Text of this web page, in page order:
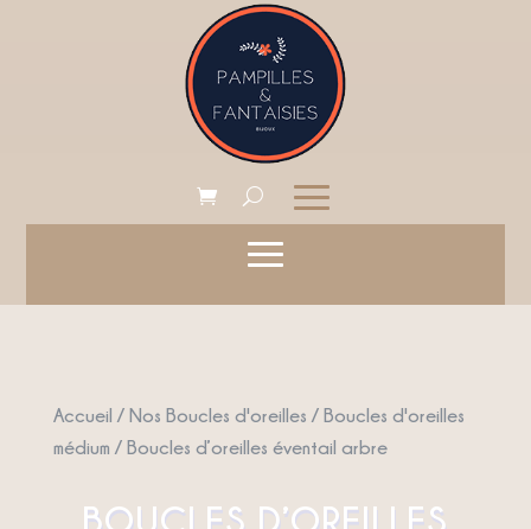
Accueil / Nos Boucles d'oreilles / Boucles d'oreilles
médium / Boucles d’oreilles éventail arbre
BOUCLES D’OREILLES